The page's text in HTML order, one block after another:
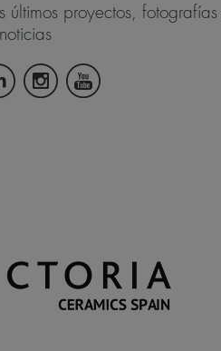
últimos proyectos, fotografías